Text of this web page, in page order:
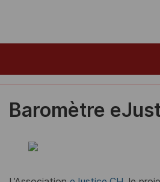
Baromètre